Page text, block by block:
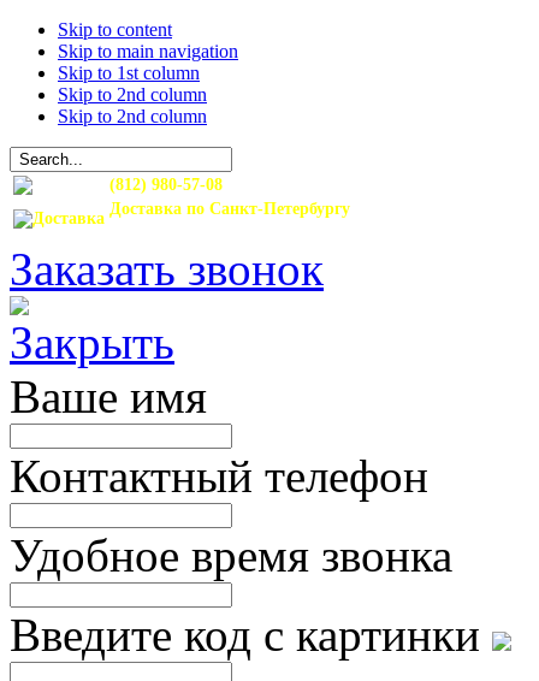
Skip to content
Skip to main navigation
Skip to 1st column
Skip to 2nd column
Skip to 2nd column
(812) 980-57-08
Доставка по Санкт-Петербургу
Заказать звонок
Ваше имя
Контактный телефон
Удобное время звонка
Введите код с картинки